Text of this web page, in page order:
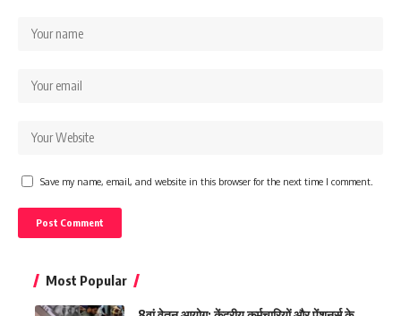
Save my name, email, and website in this browser for the next time I comment.
Most Popular